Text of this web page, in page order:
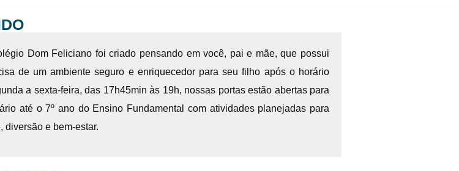
Dom Feliciano foi criado pensando em você, pai e mãe, que possui
de um ambiente seguro e enriquecedor para seu filho após o horário
a sexta-feira, das 17h45min às 19h, nossas portas estão abertas para
até o 7º ano do Ensino Fundamental com atividades planejadas para
diversão e bem-estar.